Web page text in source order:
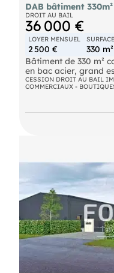
DAB bâtiment
DROIT AU BAIL
36 000 €
LOYER MENSUEL
2 500 €
SURFACE
330 m²
Bâtiment de 330 m²
en bac acier, grand
aménager, sanitaires
peut convenir à
CESSION DROIT AU BAIL
COMMERCIAUX -